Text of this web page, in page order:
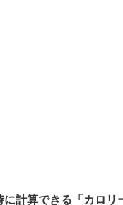
計算できる「カロ